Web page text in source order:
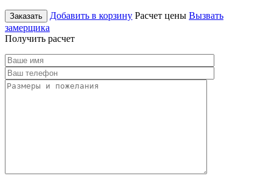
Заказать Добавить в корзину Расчет цены Вызвать
замерщика
Получить расчет